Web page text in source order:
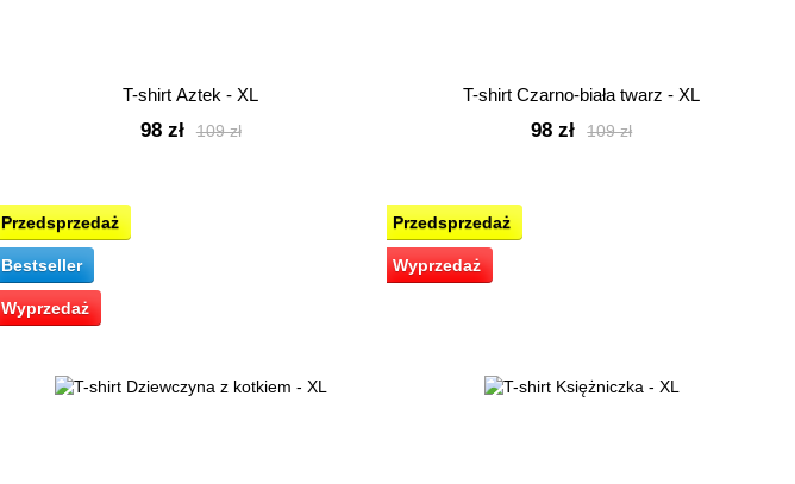
T-shirt Aztek - XL
109 zł
98 zł
T-shirt Czarno-biała twarz - XL
109 zł
98 zł
Przedsprzedaż
Bestseller
Wyprzedaż
Przedsprzedaż
Wyprzedaż